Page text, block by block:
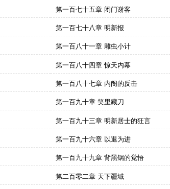
第一百七十五章 闭门谢客
第一百七十八章 明新报
第一百八十一章 雕虫小计
第一百八十四章 惊天内幕
第一百八十七章 内阁的反击
第一百九十章 笑里藏刀
第一百九十三章 明新居士的狂言
第一百九十六章 以退为进
第一百九十九章 背黑锅的觉悟
第二百零二章 天下疆域